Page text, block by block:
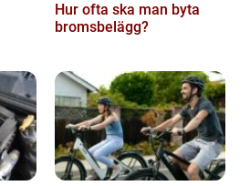
Hur ofta ska man byta
bromsbelägg?